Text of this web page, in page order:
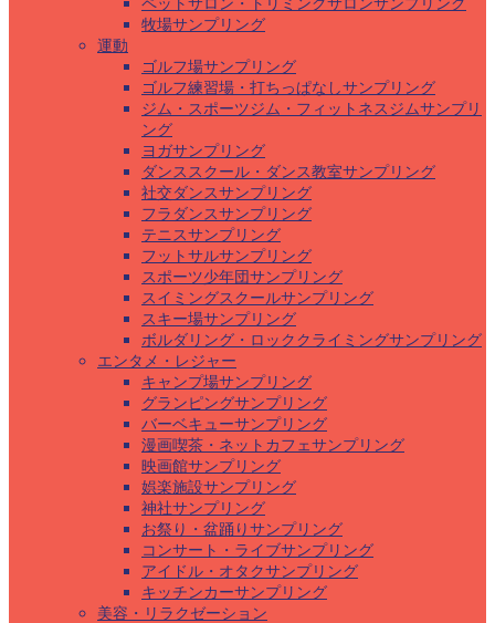
ペットサロン・トリミングサロンサンプリング
牧場サンプリング
運動
ゴルフ場サンプリング
ゴルフ練習場・打ちっぱなしサンプリング
ジム・スポーツジム・フィットネスジムサンプリ
ング
ヨガサンプリング
ダンススクール・ダンス教室サンプリング
社交ダンスサンプリング
フラダンスサンプリング
テニスサンプリング
フットサルサンプリング
スポーツ少年団サンプリング
スイミングスクールサンプリング
スキー場サンプリング
ボルダリング・ロッククライミングサンプリング
エンタメ・レジャー
キャンプ場サンプリング
グランピングサンプリング
バーベキューサンプリング
漫画喫茶・ネットカフェサンプリング
映画館サンプリング
娯楽施設サンプリング
神社サンプリング
お祭り・盆踊りサンプリング
コンサート・ライブサンプリング
アイドル・オタクサンプリング
キッチンカーサンプリング
美容・リラクゼーション